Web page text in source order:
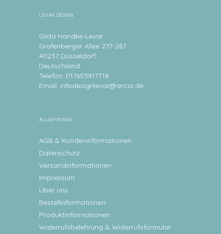
LEVAR DESIGN
Gilda Handke-Levar
Grafenberger Allee 277-287
40237 Düsseldorf
Deutschland
Telefon: 017653917718
Email: infodesignlevar@arcor.de
ALLGEMEINES
AGB & Kundeninformationen
Datenschutz
Versandinformationen
Impressum
Über uns
Bestellinformationen
Produktinformationen
Widerrufsbelehrung & Widerrufsformular